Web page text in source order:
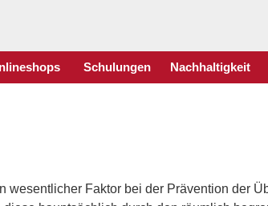
Schulungen Nachhaltigkeit
wesentlicher Faktor bei der Prävention der